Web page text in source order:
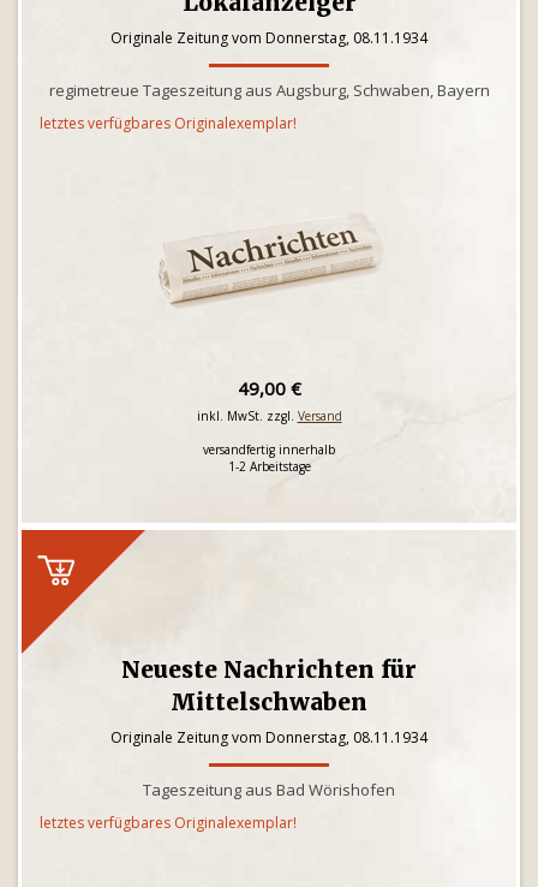
Originale Zeitung vom Donnerstag, 08.11.1934
regimetreue Tageszeitung aus Augsburg, Schwaben, Bayern
letztes verfügbares Originalexemplar!
49,00 €
inkl. MwSt. zzgl. Versand
versandfertig innerhalb
1-2 Arbeitstage
Neueste Nachrichten für
Mittelschwaben
Originale Zeitung vom Donnerstag, 08.11.1934
Tageszeitung aus Bad Wörishofen
letztes verfügbares Originalexemplar!